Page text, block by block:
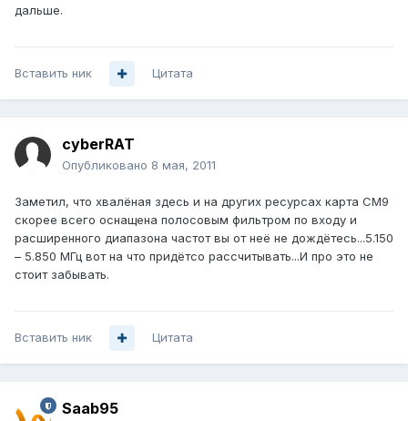
дальше.
Вставить ник Цитата
cyberRAT
Опубликовано 8 мая, 2011
Заметил, что хвалёная здесь и на других ресурсах карта CM9
скорее всего оснащена полосовым фильтром по входу и
расширенного диапазона частот вы от неё не дождётесь...5.150
– 5.850 МГц вот на что придётсо рассчитывать...И про это не
стоит забывать.
Вставить ник Цитата
Saab95